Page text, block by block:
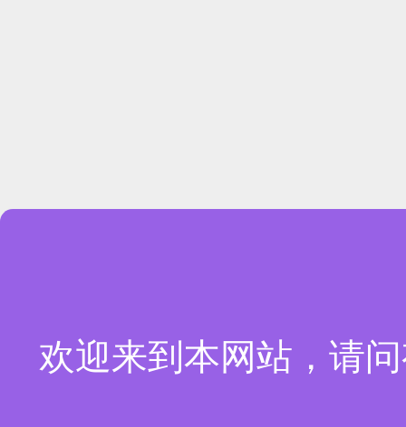
欢迎来到本网站，请